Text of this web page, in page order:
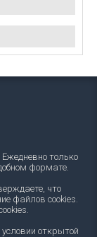
только
формате.
что
файлов cookies.
.
открытой